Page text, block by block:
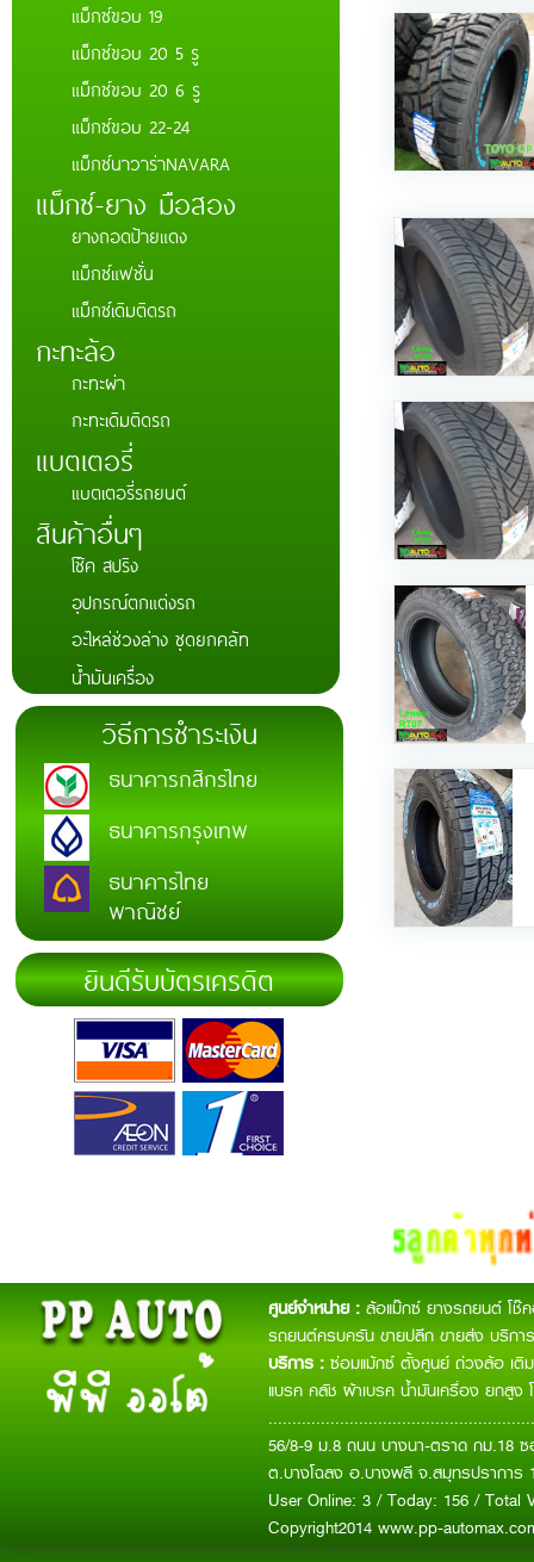
แม็กซ์ขอบ 19
แม็กซ์ขอบ 20 5 รู
แม็กซ์ขอบ 20 6 รู
แม็กซ์ขอบ 22-24
แม็กซ์นาวาร่าNAVARA
แม็กซ์-ยาง มือสอง
ยางถอดป้ายแดง
แม็กซ์แฟชั่น
แม็กซ์เดิมติดรถ
กะทะล้อ
กะทะผ่า
กะทะเดิมติดรถ
แบตเตอรี่่
แบตเตอรี่รถยนต์
สินค้าอื่นๆ
โช๊ค สปริง
อุปกรณ์ตกแต่งรถ
อะไหล่ช่วงล่าง ชุดยกคลัท
น้ำมันเครื่อง
วิธีการชำระเงิน
ธนาคารกสิกรไทย
ธนาคารกรุงเทพ
ธนาคารไทย
พาณิชย์
ยินดีรับบัตรเครดิต
ศูนย์จำหน่าย : ล้อแม๊กซ์ ยางรถยนต์ โ
รถยนต์ครบครัน ขายปลีก ขายส่ง บริกา
บริการ : ซ่อมแม้กซ์ ตั้งศูนย์ ถ่วงล้อ เติ
แบรค คลัช ผ้าเบรค น้ำมันเครื่อง ยกสูง
56/8-9 ม.8 ถนน บางนา-ตราด กม.18
ต.บางโฉลง อ.บางพลี จ.สมุทรปราการ
User Online: 3 / Today: 156 / Total
Copyright2014 www.pp-